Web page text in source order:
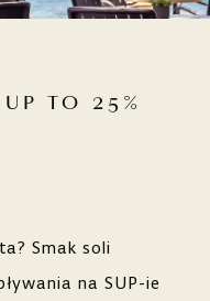
TO 25%
Smak soli
na SUP-ie